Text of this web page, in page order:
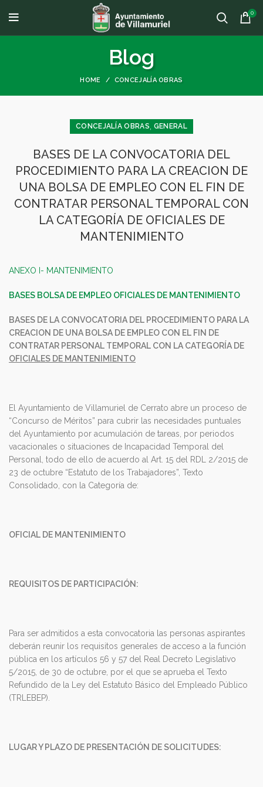
0
Blog
HOME CONCEJALÍA OBRAS
CONCEJALÍA OBRAS GENERAL
BASES DE LA CONVOCATORIA DEL
PROCEDIMIENTO PARA LA CREACION DE
UNA BOLSA DE EMPLEO CON EL FIN DE
CONTRATAR PERSONAL TEMPORAL CON
LA CATEGORÍA DE OFICIALES DE
MANTENIMIENTO
ANEXO I- MANTENIMIENTO
BASES BOLSA DE EMPLEO OFICIALES DE MANTENIMIENTO
BASES DE LA CONVOCATORIA DEL PROCEDIMIENTO PARA LA
CREACION DE UNA BOLSA DE EMPLEO CON EL FIN DE
CONTRATAR PERSONAL TEMPORAL CON LA CATEGORÍA DE
OFICIALES DE MANTENIMIENTO
El Ayuntamiento de Villamuriel de Cerrato abre un proceso de
“Concurso de Méritos” para cubrir las necesidades puntuales
del Ayuntamiento por acumulación de tareas, por periodos
vacacionales o situaciones de Incapacidad Temporal del
Personal, todo de ello de acuerdo al Art. 15 del RDL 2/2015 de
23 de octubre “Estatuto de los Trabajadores”, Texto
Consolidado, con la Categoría de:
OFICIAL DE MANTENIMIENTO
REQUISITOS DE PARTICIPACIÓN:
Para ser admitidos a esta convocatoria las personas aspirantes
deberán reunir los requisitos generales de acceso a la función
pública en los artículos 56 y 57 del Real Decreto Legislativo
5/2015, de 30 de octubre, por el que se aprueba el Texto
Refundido de la Ley del Estatuto Básico del Empleado Público
(TRLEBEP).
LUGAR Y PLAZO DE PRESENTACIÓN DE SOLICITUDES: